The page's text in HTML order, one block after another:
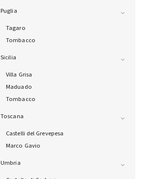
Puglia
Tagaro
Tombacco
Sicilia
Villa Grisa
Maduado
Tombacco
Toscana
Castelli del Grevepesa
Marco Gavio
Umbria